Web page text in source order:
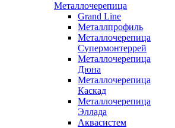
Металлочерепица
Grand Line
Металлпрофиль
Металлочерепица
Супермонтеррей
Металлочерепица
Дюна
Металлочерепица
Каскад
Металлочерепица
Эллада
Аквасистем